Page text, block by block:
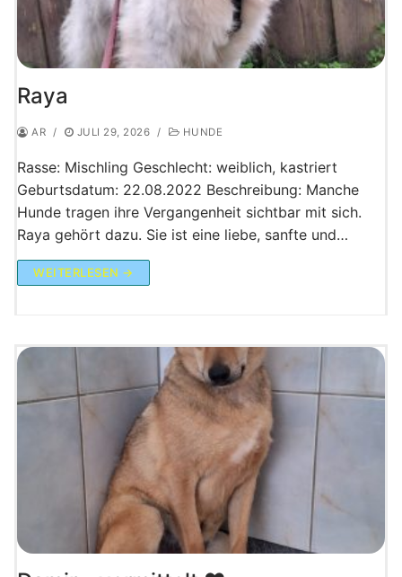
Raya
AR / JULI 29, 2026 / HUNDE
Rasse: Mischling Geschlecht: weiblich, kastriert
Geburtsdatum: 22.08.2022 Beschreibung: Manche
Hunde tragen ihre Vergangenheit sichtbar mit sich.
Raya gehört dazu. Sie ist eine liebe, sanfte und…
WEITERLESEN →